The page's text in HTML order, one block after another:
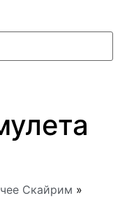
Скайрим »